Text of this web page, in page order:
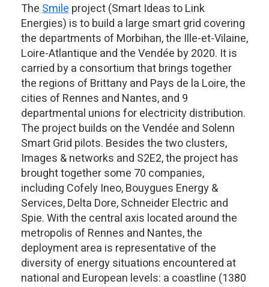
TheSmileproject (Smart Ideas to Link
Energies) is to build a large smart grid covering
the departments of Morbihan, the Ille-et-Vilaine,
Loire-Atlantique and the Vendée by 2020. It is
carried by a consortium that brings together
the regions of Brittany and Pays de la Loire, the
cities of Rennes and Nantes, and 9
departmental unions for electricity distribution.
The project builds on the Vendée and Solenn
Smart Grid pilots. Besides the two clusters,
Images & networks and S2E2, the project has
brought together some 70 companies,
including Cofely Ineo, Bouygues Energy &
Services, Delta Dore, Schneider Electric and
Spie. With the central axis located around the
metropolis of Rennes and Nantes, the
deployment area is representative of the
diversity of energy situations encountered at
national and European levels: a coastline (1380